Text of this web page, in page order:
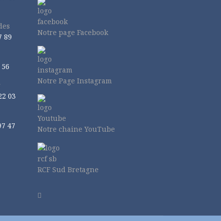
89
03
47
Notre page Facebook
Notre Page Instagram
Notre chaine YouTube
RCF Sud Bretagne